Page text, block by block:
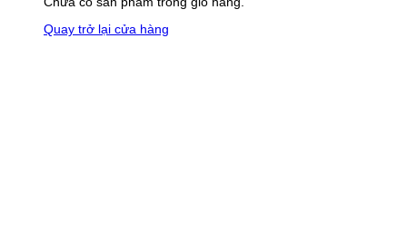
Quay trở lại cửa hàng